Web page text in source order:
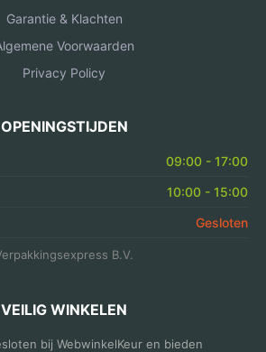
Garantie & Klachten
Voorwaarden
Privacy Policy
OPENINGSTIJDEN
09:00 - 17:00
10:00 - 15:00
Gesloten
B.V.
VEILIG WINKELEN
bij WebwinkelKeur en bieden